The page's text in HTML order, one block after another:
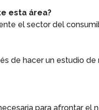
esta área?
el sector del
de hacer un estudio
para afrontar el